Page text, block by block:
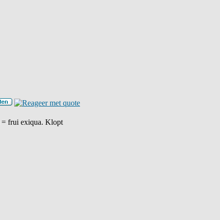
= frui exiqua. Klopt